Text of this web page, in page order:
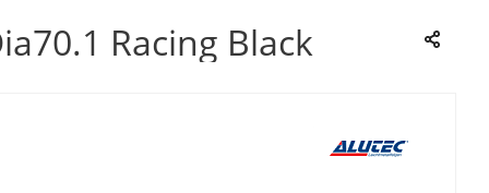
Racing Black